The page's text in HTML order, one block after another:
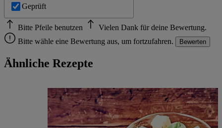
Geprüft
Bitte Pfeile benutzen
Vielen Dank für deine Bewertung.
Bitte wähle eine Bewertung aus, um fortzufahren.
Bewerten
Ähnliche Rezepte